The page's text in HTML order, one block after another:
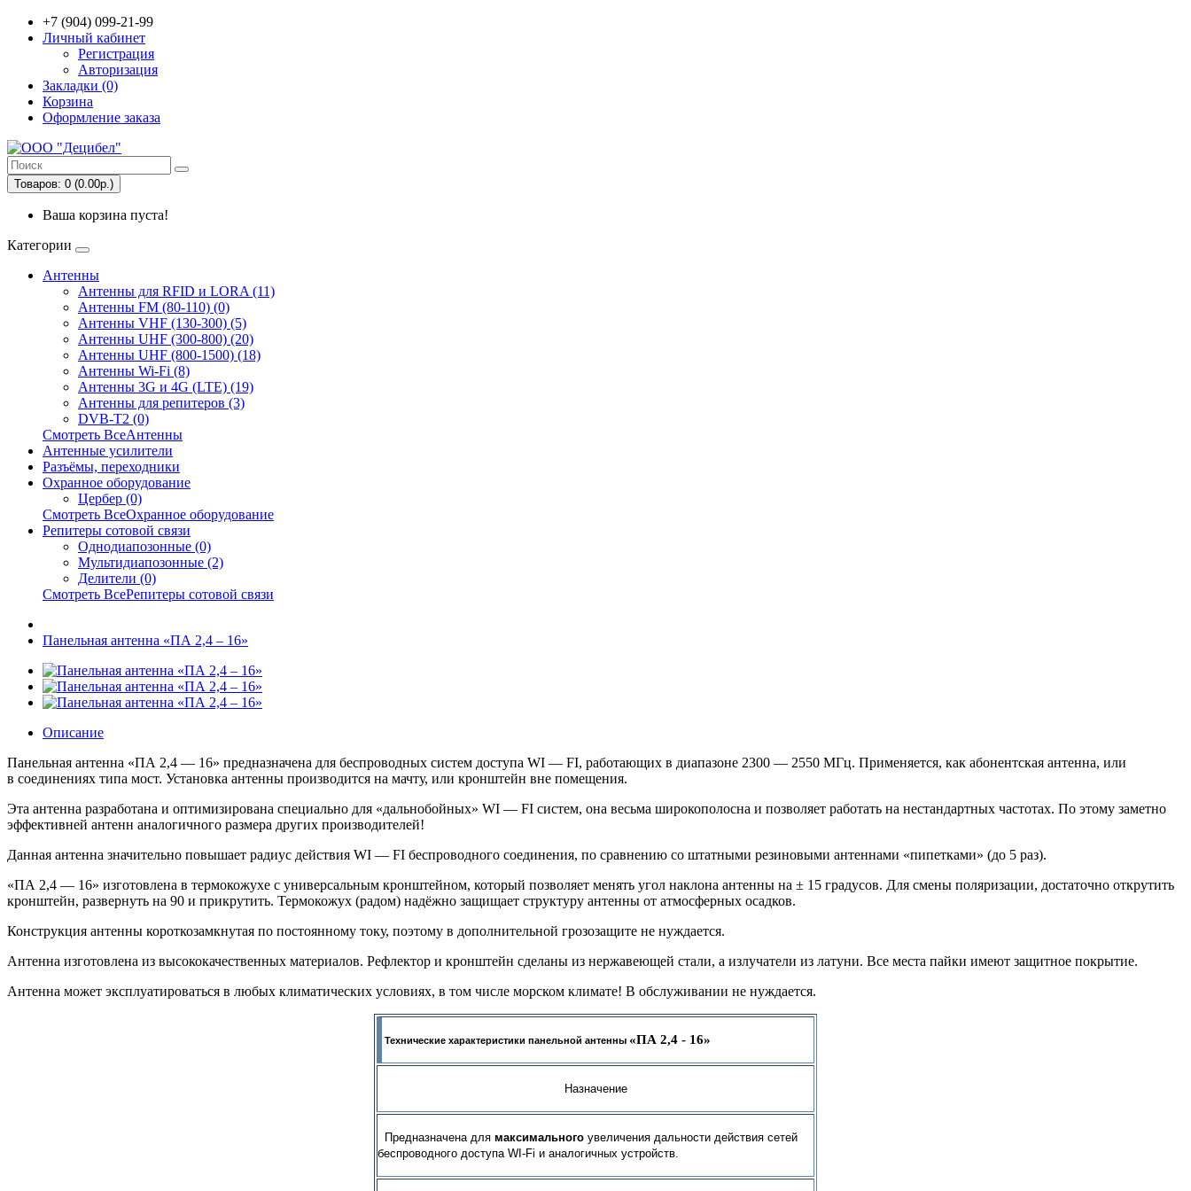
+7 (904) 099-21-99
Личный кабинет
Регистрация
Авторизация
Закладки (0)
Корзина
Оформление заказа
Товаров: 0 (0.00р.)
Ваша корзина пуста!
Категории
Антенны
Антенны для RFID и LORA (11)
Антенны FM (80-110) (0)
Антенны VHF (130-300) (5)
Антенны UHF (300-800) (20)
Антенны UHF (800-1500) (18)
Антенны Wi-Fi (8)
Антенны 3G и 4G (LTE) (19)
Антенны для репитеров (3)
DVB-T2 (0)
Смотреть ВсеАнтенны
Антенные усилители
Разъёмы, переходники
Охранное оборудование
Цербер (0)
Смотреть ВсеОхранное оборудование
Репитеры сотовой связи
Однодиапозонные (0)
Мультидиапозонные (2)
Делители (0)
Смотреть ВсеРепитеры сотовой связи
Панельная антенна «ПА 2,4 – 16»
Описание
Панельная антенна «ПА 2,4 — 16» предназначена для беспроводных систем доступа WI — FI, работающих в диапазоне 2300 — 2550 МГц. Применяется, как абонентская антенна, или
в соединениях типа мост. Установка антенны производится на мачту, или кронштейн вне помещения.
Эта антенна разработана и оптимизирована специально для «дальнобойных» WI — FI систем, она весьма широкополосна и позволяет работать на нестандартных частотах. По этому заметно
эффективней антенн аналогичного размера других производителей!
Данная антенна значительно повышает радиус действия WI — FI беспроводного соединения, по сравнению со штатными резиновыми антеннами «пипетками» (до 5 раз).
«ПА 2,4 — 16» изготовлена в термокожухе с универсальным кронштейном, который позволяет менять угол наклона антенны на ± 15 градусов. Для смены поляризации, достаточно открутить
кронштейн, развернуть на 90 и прикрутить. Термокожух (радом) надёжно защищает структуру антенны от атмосферных осадков.
Конструкция антенны короткозамкнутая по постоянному току, поэтому в дополнительной грозозащите не нуждается.
Антенна изготовлена из высококачественных материалов. Рефлектор и кронштейн сделаны из нержавеющей стали, а излучатели из латуни. Все места пайки имеют защитное покрытие.
Антенна может эксплуатироваться в любых климатических условиях, в том числе морском климате! В обслуживании не нуждается.
Технические характеристики панельной антенны «ПА 2,4 - 16»
Назначение
Предназначена длямаксимального увеличения дальности действия сетей
беспроводного доступаWI-Fi и аналогичных устройств.